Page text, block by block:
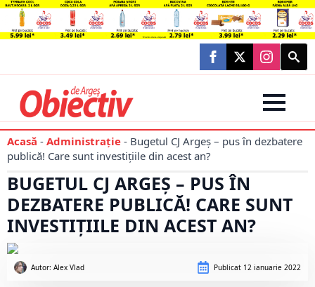
Search
for:
Acasă - Administraţie - Bugetul CJ Argeș – pus în dezbatere
publică! Care sunt investițiile din acest an?
BUGETUL CJ ARGEȘ – PUS ÎN
DEZBATERE PUBLICĂ! CARE SUNT
INVESTIȚIILE DIN ACEST AN?
Autor: Alex Vlad Publicat 12 ianuarie 2022